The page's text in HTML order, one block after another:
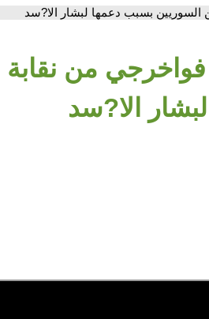
بسبب دعمها لبشار الا?سد
من نقابة
الا?سد